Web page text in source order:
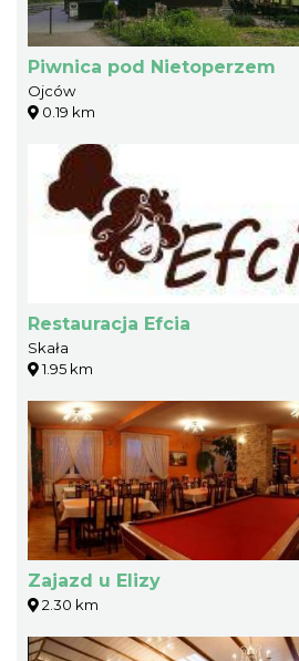
Piwnica pod Nietoperzem
Ojców
0.19 km
Restauracja Efcia
Skała
1.95 km
Zajazd u Elizy
2.30 km